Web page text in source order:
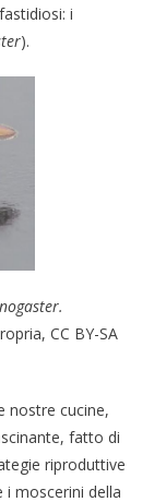
i
).
CC BY-SA
nostre cucine,
fatto di
riproduttive
i moscerini della